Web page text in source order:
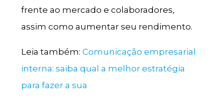
frente ao mercado e colaboradores,
assim como aumentar seu rendimento.
Leia também: Comunicação empresarial
interna: saiba qual a melhor estratégia
para fazer a sua